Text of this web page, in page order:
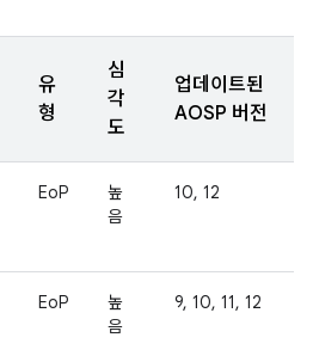
유
형
심
각
도
업데이트된
AOSP 버전
EoP
높
음
10, 12
EoP
높
음
9, 10, 11, 12